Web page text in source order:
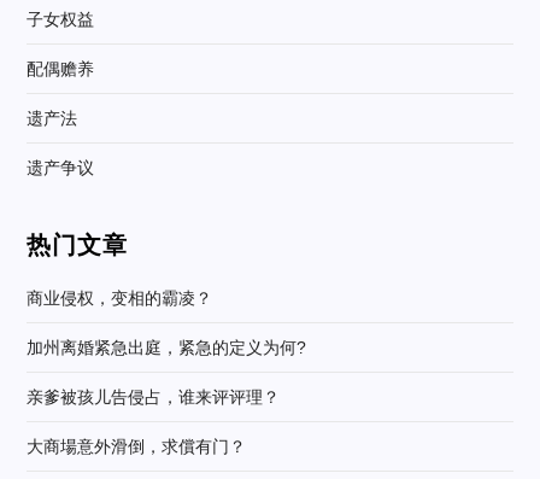
子女权益
配偶赡养
遗产法
遗产争议
热门文章
商业侵权，变相的霸凌？
加州离婚紧急出庭，紧急的定义为何?
亲爹被孩儿告侵占，谁来评评理？
大商場意外滑倒，求償有门？